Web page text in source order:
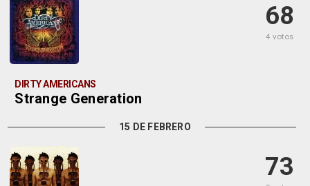
68
4 votos
DIRTY AMERICANS
Strange Generation
15 DE FEBRERO
73